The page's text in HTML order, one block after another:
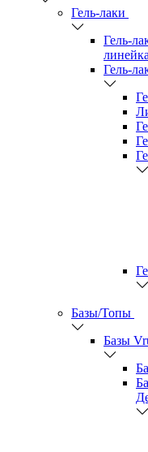
Гель-лаки
Гель-
Гель-
Базы/Топы
Базы